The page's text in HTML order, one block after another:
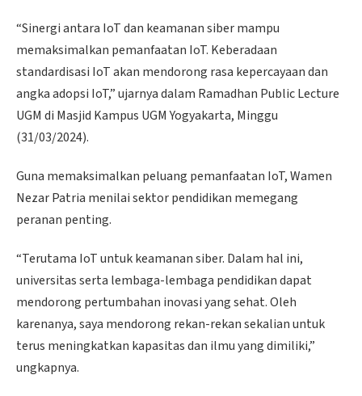
“Sinergi antara IoT dan keamanan siber mampu
memaksimalkan pemanfaatan IoT. Keberadaan
standardisasi IoT akan mendorong rasa kepercayaan dan
angka adopsi IoT,” ujarnya dalam Ramadhan Public Lecture
UGM di Masjid Kampus UGM Yogyakarta, Minggu
(31/03/2024).
Guna memaksimalkan peluang pemanfaatan IoT, Wamen
Nezar Patria menilai sektor pendidikan memegang
peranan penting.
“Terutama IoT untuk keamanan siber. Dalam hal ini,
universitas serta lembaga-lembaga pendidikan dapat
mendorong pertumbahan inovasi yang sehat. Oleh
karenanya, saya mendorong rekan-rekan sekalian untuk
terus meningkatkan kapasitas dan ilmu yang dimiliki,”
ungkapnya.